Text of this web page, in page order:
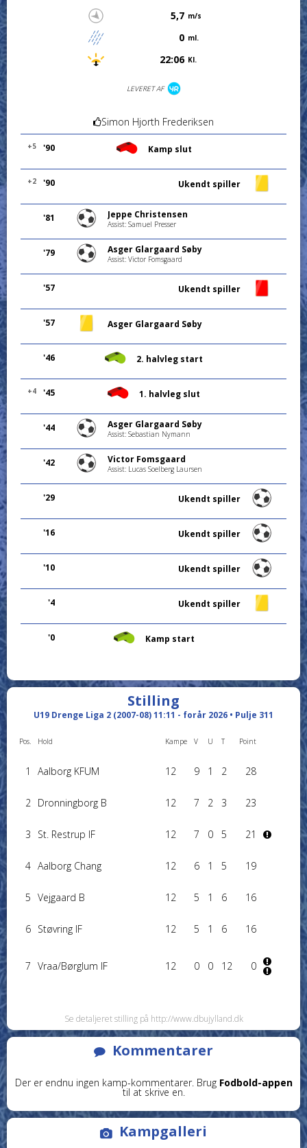
5,7 m/s
0 ml.
22:06 Kl.
LEVERET AF
Simon Hjorth Frederiksen
'90
+5 Kamp slut
'90
+2 Ukendt spiller
'81 Jeppe Christensen
Assist: Samuel Presser
'79 Asger Glargaard Søby
Assist: Victor Fomsgaard
'57 Ukendt spiller
'57 Asger Glargaard Søby
'46 2. halvleg start
'45
+4 1. halvleg slut
'44 Asger Glargaard Søby
Assist: Sebastian Nymann
'42 Victor Fomsgaard
Assist: Lucas Soelberg Laursen
'29 Ukendt spiller
'16 Ukendt spiller
'10 Ukendt spiller
'4 Ukendt spiller
'0 Kamp start
Stilling
U19 Drenge Liga 2 (2007-08) 11:11 - forår 2026 • Pulje 311
Pos. Hold Kampe V U T Point
1 Aalborg KFUM 12 9 1 2 28
2 Dronningborg B 12 7 2 3 23
3 St. Restrup IF 12 7 0 5 21
4 Aalborg Chang 12 6 1 5 19
5 Vejgaard B 12 5 1 6 16
6 Støvring IF 12 5 1 6 16
7 Vraa/Børglum IF 12 0 0 12 0
Se detaljeret stilling på http://www.dbujylland.dk
Kommentarer
Der er endnu ingen kamp-kommentarer. Brug Fodbold-appen
til at skrive en.
Kampgalleri